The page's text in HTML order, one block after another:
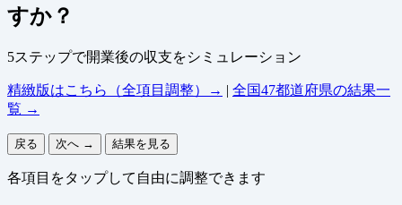
すか？
5ステップで開業後の収支をシミュレーション
精緻版はこちら（全項目調整）→ | 全国47都道府県の結果一
覧 →
戻る 次へ → 結果を見る
各項目をタップして自由に調整できます